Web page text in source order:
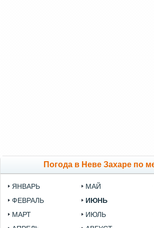
Погода в Неве Захаре по
ЯНВАРЬ
ФЕВРАЛЬ
МАРТ
МАЙ
ИЮНЬ
ИЮЛЬ